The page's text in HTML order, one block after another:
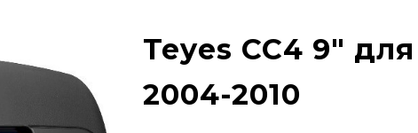
Teyes CC4 9"
2004-2010